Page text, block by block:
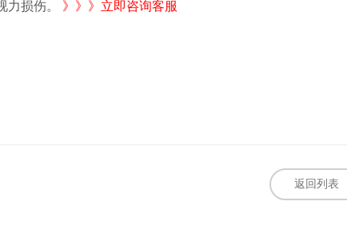
力损伤。 》》》立即咨询客服
返回列表